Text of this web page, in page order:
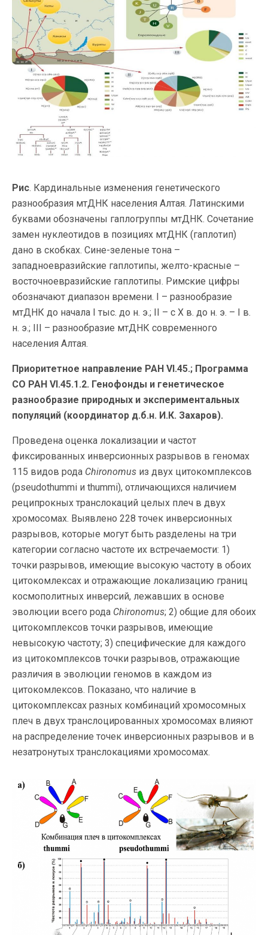
Рис. Кардинальные изменения генетического
разнообразия мтДНК населения Алтая. Латинскими
буквами обозначены гаплогруппы мтДНК. Сочетание
замен нуклеотидов в позициях мтДНК (гаплотип)
дано в скобках. Сине-зеленые тона –
западноевразийские гаплотипы, желто-красные –
восточноевразийские гаплотипы. Римские цифры
обозначают диапазон времени. I – разнообразие
мтДНК до начала I тыс. до н. э.; II – с X в. до н. э. – I в.
н. э.; III – разнообразие мтДНК современного
населения Алтая.
Приоритетное направление РАН VI.45.; Программа
СО РАН VI.45.1.2. Генофонды и генетическое
разнообразие природных и экспериментальных
популяций (координатор д.б.н. И.К. Захаров).
Проведена оценка локализации и частот
фиксированных инверсионных разрывов в геномах
115 видов рода Chironomus из двух цитокомплексов
(pseudothummi и thummi), отличающихся наличием
реципрокных транслокаций целых плеч в двух
хромосомах. Выявлено 228 точек инверсионных
разрывов, которые могут быть разделены на три
категории согласно частоте их встречаемости: 1)
точки разрывов, имеющие высокую частоту в обоих
цитокомлексах и отражающие локализацию границ
космополитных инверсий, лежавших в основе
эволюции всего рода Chironomus; 2) общие для обоих
цитокомплексов точки разрывов, имеющие
невысокую частоту; 3) специфические для каждого
из цитокомплексов точки разрывов, отражающие
различия в эволюции геномов в каждом из
цитокомлексов. Показано, что наличие в
цитокомплексах разных комбинаций хромосомных
плеч в двух транслоцированных хромосомах влияют
на распределение точек инверсионных разрывов и в
незатронутых транслокациями хромосомах.